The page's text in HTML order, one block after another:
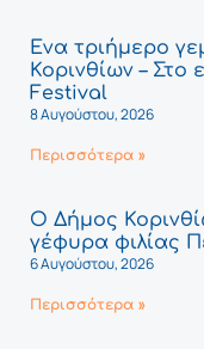
Ένα τριήμερο
Κορινθίων – Στο
Festival
8 Αυγούστου, 2026
Περισσότερα »
Ο Δήμος
γέφυρα φιλίας
6 Αυγούστου, 2026
Περισσότερα »